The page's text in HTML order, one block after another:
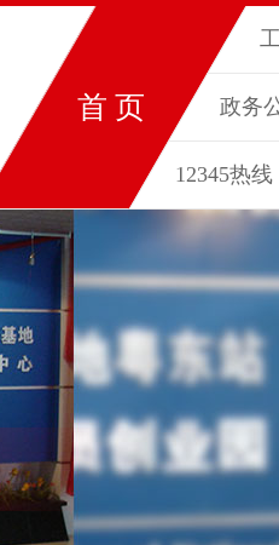
首 页 政务
12345热线